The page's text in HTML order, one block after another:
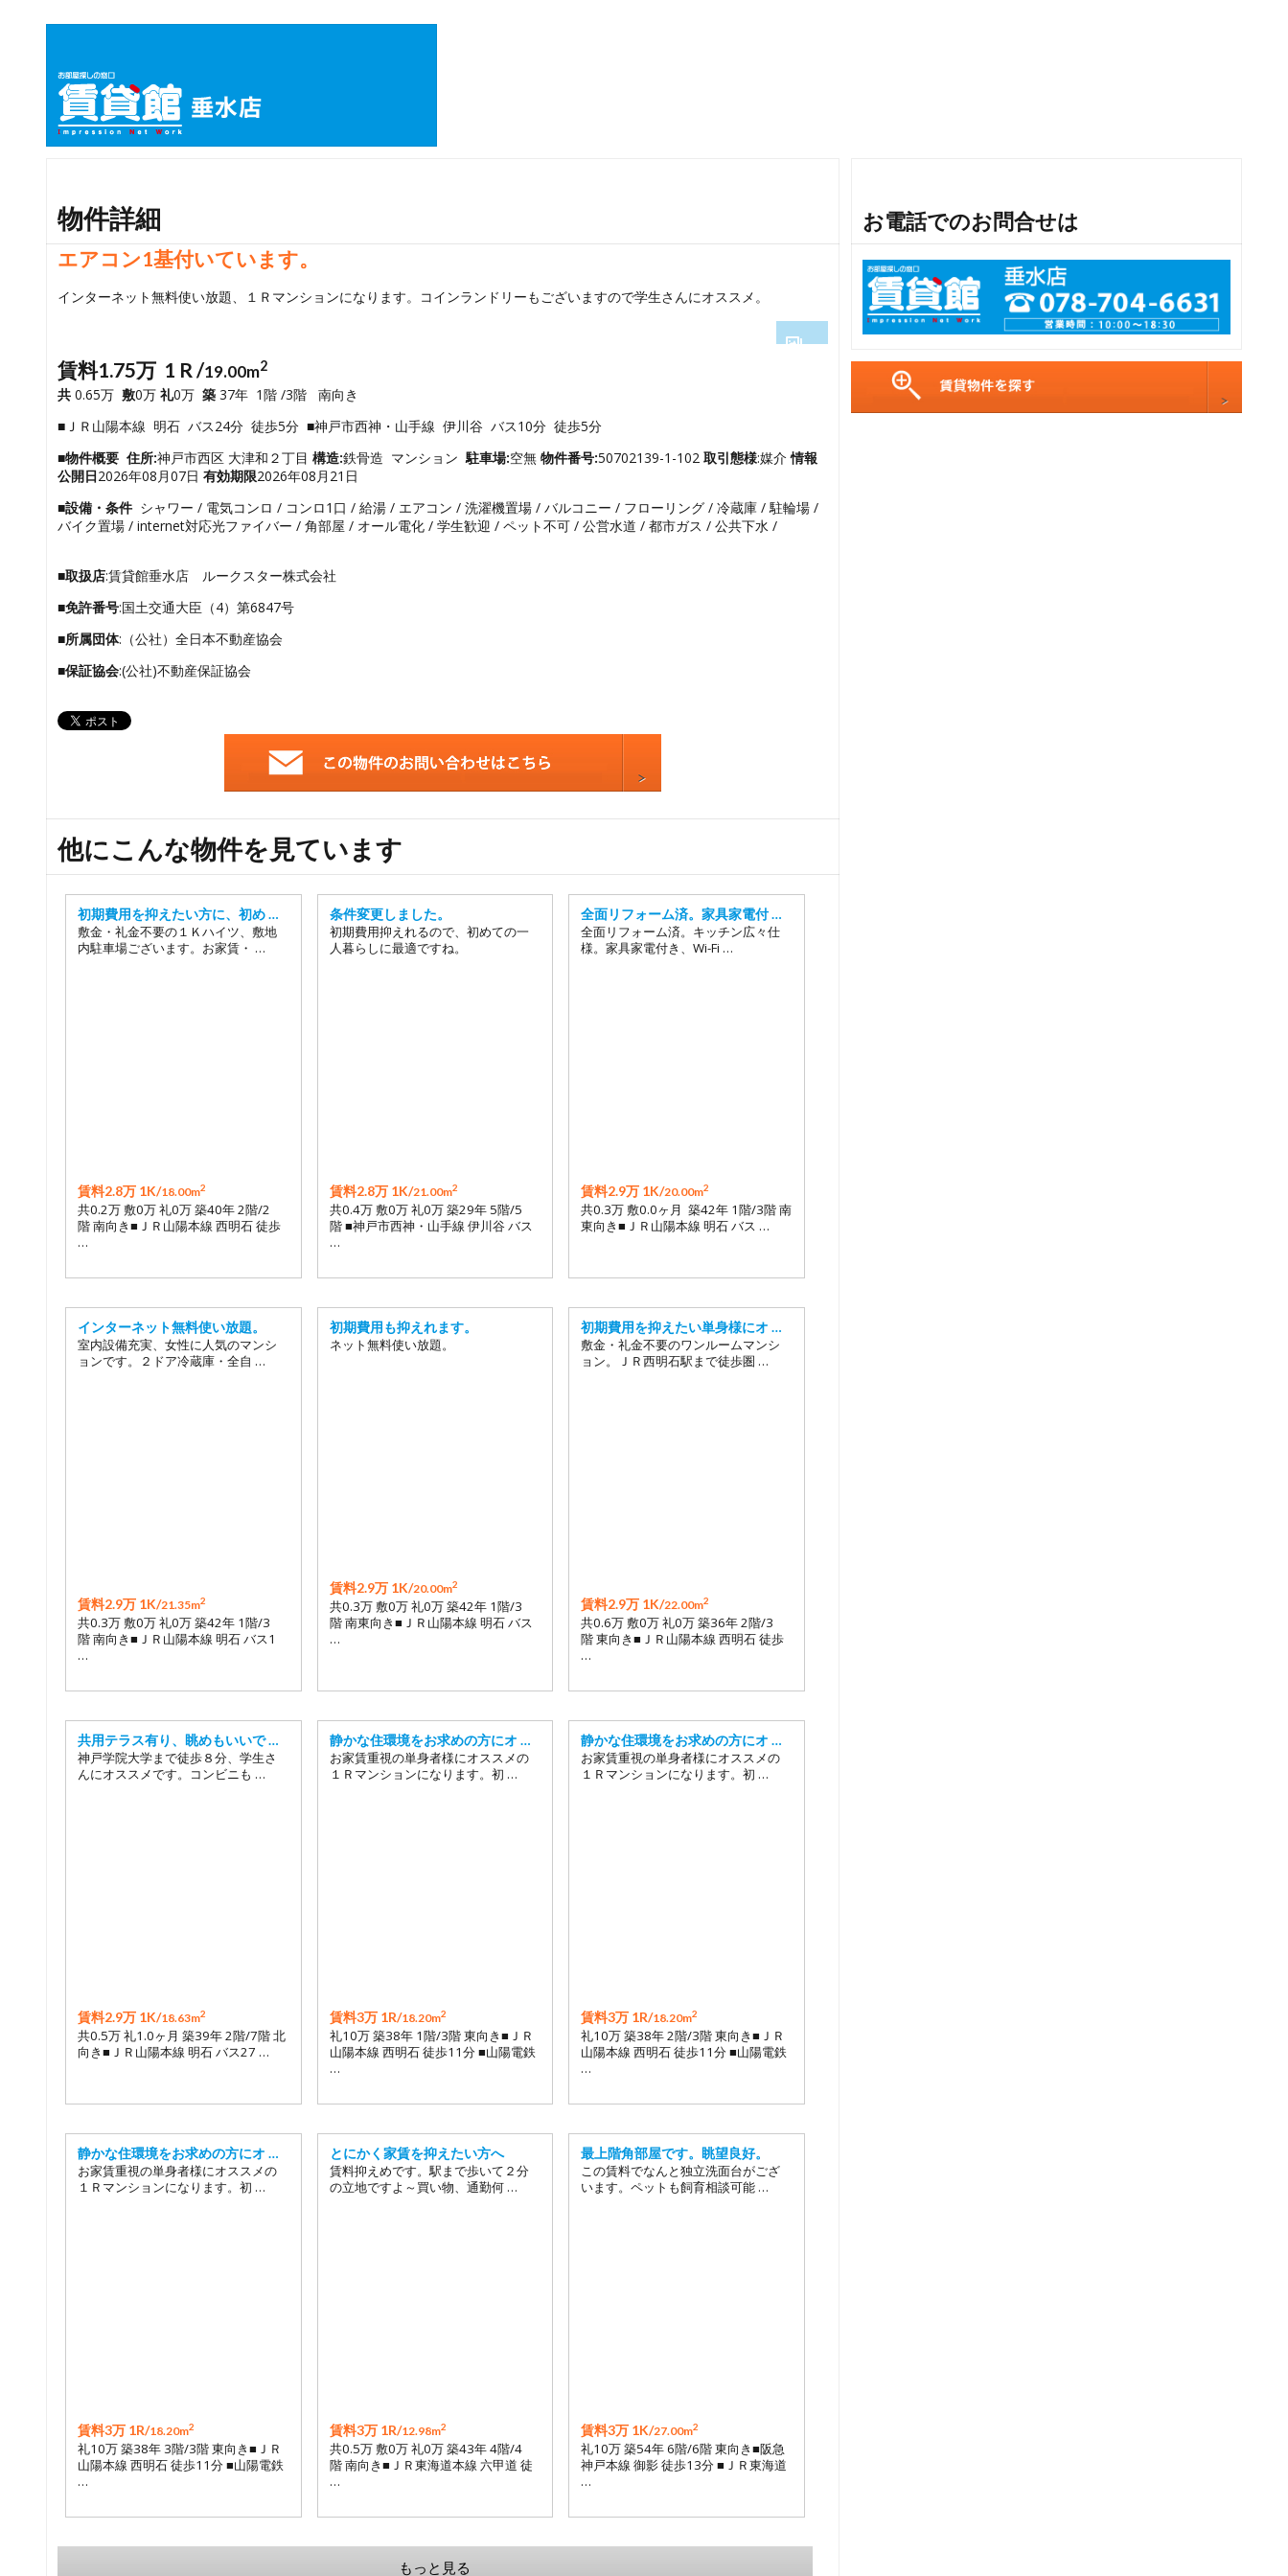
物件詳細
エアコン1基付いています。
インターネット無料使い放題、１Ｒマンションになります。コインランドリーもございますので学生さんにオススメ。
4
6
16
賃料1.75万 1 R /19.00m2
共 0.65万 敷0万 礼0万 築 37年 1階 /3階 南向き
■ＪＲ山陽本線 明石 バス24分 徒歩5分 ■神戸市西神・山手線 伊川谷 バス10分 徒歩5分
■物件概要 住所:神戸市西区 大津和２丁目 構造:鉄骨造 マンション 駐車場:空無 物件番号:50702139-1-102 取引態様:媒介情報
公開日2026年08月07日 有効期限2026年08月21日
■設備・条件 シャワー / 電気コンロ / コンロ1口 / 給湯 / エアコン / 洗濯機置場 / バルコニー / フローリング / 冷蔵庫 / 駐輪場 /
バイク置場 / internet対応光ファイバー / 角部屋 / オール電化 / 学生歓迎 / ペット不可 / 公営水道 / 都市ガス / 公共下水 /
■取扱店:賃貸館垂水店 ルークスター株式会社
■免許番号:国土交通大臣（4）第6847号
■所属団体:（公社）全日本不動産協会
■保証協会:(公社)不動産保証協会
他にこんな物件を見ています
初期費用を抑えたい方に、初め …
敷金・礼金不要の１Ｋハイツ、敷地
内駐車場ございます。お家賃・ …
賃料2.8万 1K/18.00m2
共0.2万 敷0万 礼0万 築40年 2階/2
階 南向き■ＪＲ山陽本線 西明石 徒歩
…
条件変更しました。
初期費用抑えれるので、初めての一
人暮らしに最適ですね。
賃料2.8万 1K/21.00m2
共0.4万 敷0万 礼0万 築29年 5階/5
階 ■神戸市西神・山手線 伊川谷 バス
…
全面リフォーム済。家具家電付 …
全面リフォーム済。キッチン広々仕
様。家具家電付き、Wi-Fi …
賃料2.9万 1K/20.00m2
共0.3万 敷0.0ヶ月 築42年 1階/3階 南
東向き■ＪＲ山陽本線 明石 バス …
インターネット無料使い放題。
室内設備充実、女性に人気のマンシ
ョンです。２ドア冷蔵庫・全自 …
賃料2.9万 1K/21.35m2
共0.3万 敷0万 礼0万 築42年 1階/3
階 南向き■ＪＲ山陽本線 明石 バス1
…
初期費用も抑えれます。
ネット無料使い放題。
賃料2.9万 1K/20.00m2
共0.3万 敷0万 礼0万 築42年 1階/3
階 南東向き■ＪＲ山陽本線 明石 バス
…
初期費用を抑えたい単身様にオ …
敷金・礼金不要のワンルームマンシ
ョン。ＪＲ西明石駅まで徒歩圏 …
賃料2.9万 1K/22.00m2
共0.6万 敷0万 礼0万 築36年 2階/3
階 東向き■ＪＲ山陽本線 西明石 徒歩
…
共用テラス有り、眺めもいいで …
神戸学院大学まで徒歩８分、学生さ
んにオススメです。コンビニも …
賃料2.9万 1K/18.63m2
共0.5万 礼1.0ヶ月 築39年 2階/7階 北
向き■ＪＲ山陽本線 明石 バス27 …
静かな住環境をお求めの方にオ …
お家賃重視の単身者様にオススメの
１Ｒマンションになります。初 …
賃料3万 1R/18.20m2
礼10万 築38年 1階/3階 東向き■ＪＲ
山陽本線 西明石 徒歩11分 ■山陽電鉄
…
静かな住環境をお求めの方にオ …
お家賃重視の単身者様にオススメの
１Ｒマンションになります。初 …
賃料3万 1R/18.20m2
礼10万 築38年 2階/3階 東向き■ＪＲ
山陽本線 西明石 徒歩11分 ■山陽電鉄
…
静かな住環境をお求めの方にオ …
お家賃重視の単身者様にオススメの
１Ｒマンションになります。初 …
賃料3万 1R/18.20m2
礼10万 築38年 3階/3階 東向き■ＪＲ
山陽本線 西明石 徒歩11分 ■山陽電鉄
…
とにかく家賃を抑えたい方へ
賃料抑えめです。駅まで歩いて２分
の立地ですよ～買い物、通勤何 …
賃料3万 1R/12.98m2
共0.5万 敷0万 礼0万 築43年 4階/4
階 南向き■ＪＲ東海道本線 六甲道 徒
…
最上階角部屋です。眺望良好。
この賃料でなんと独立洗面台がござ
います。ペットも飼育相談可能 …
賃料3万 1K/27.00m2
礼10万 築54年 6階/6階 東向き■阪急
神戸本線 御影 徒歩13分 ■ＪＲ東海道
…
もっと見る
お電話でのお問合せは